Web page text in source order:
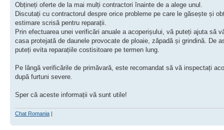
Obțineți oferte de la mai mulți contractori înainte de a alege unul.
Discutați cu contractorul despre orice probleme pe care le găsește și
estimare scrisă pentru reparații.
Prin efectuarea unei verificări anuale a acoperișului, vă puteți ajuta să
casa protejată de daunele provocate de ploaie, zăpadă și grindină. De
puteți evita reparațiile costisitoare pe termen lung.
Pe lângă verificările de primăvară, este recomandat să vă inspectați
după furtuni severe.
Sper că aceste informații vă sunt utile!
Chat Romania |